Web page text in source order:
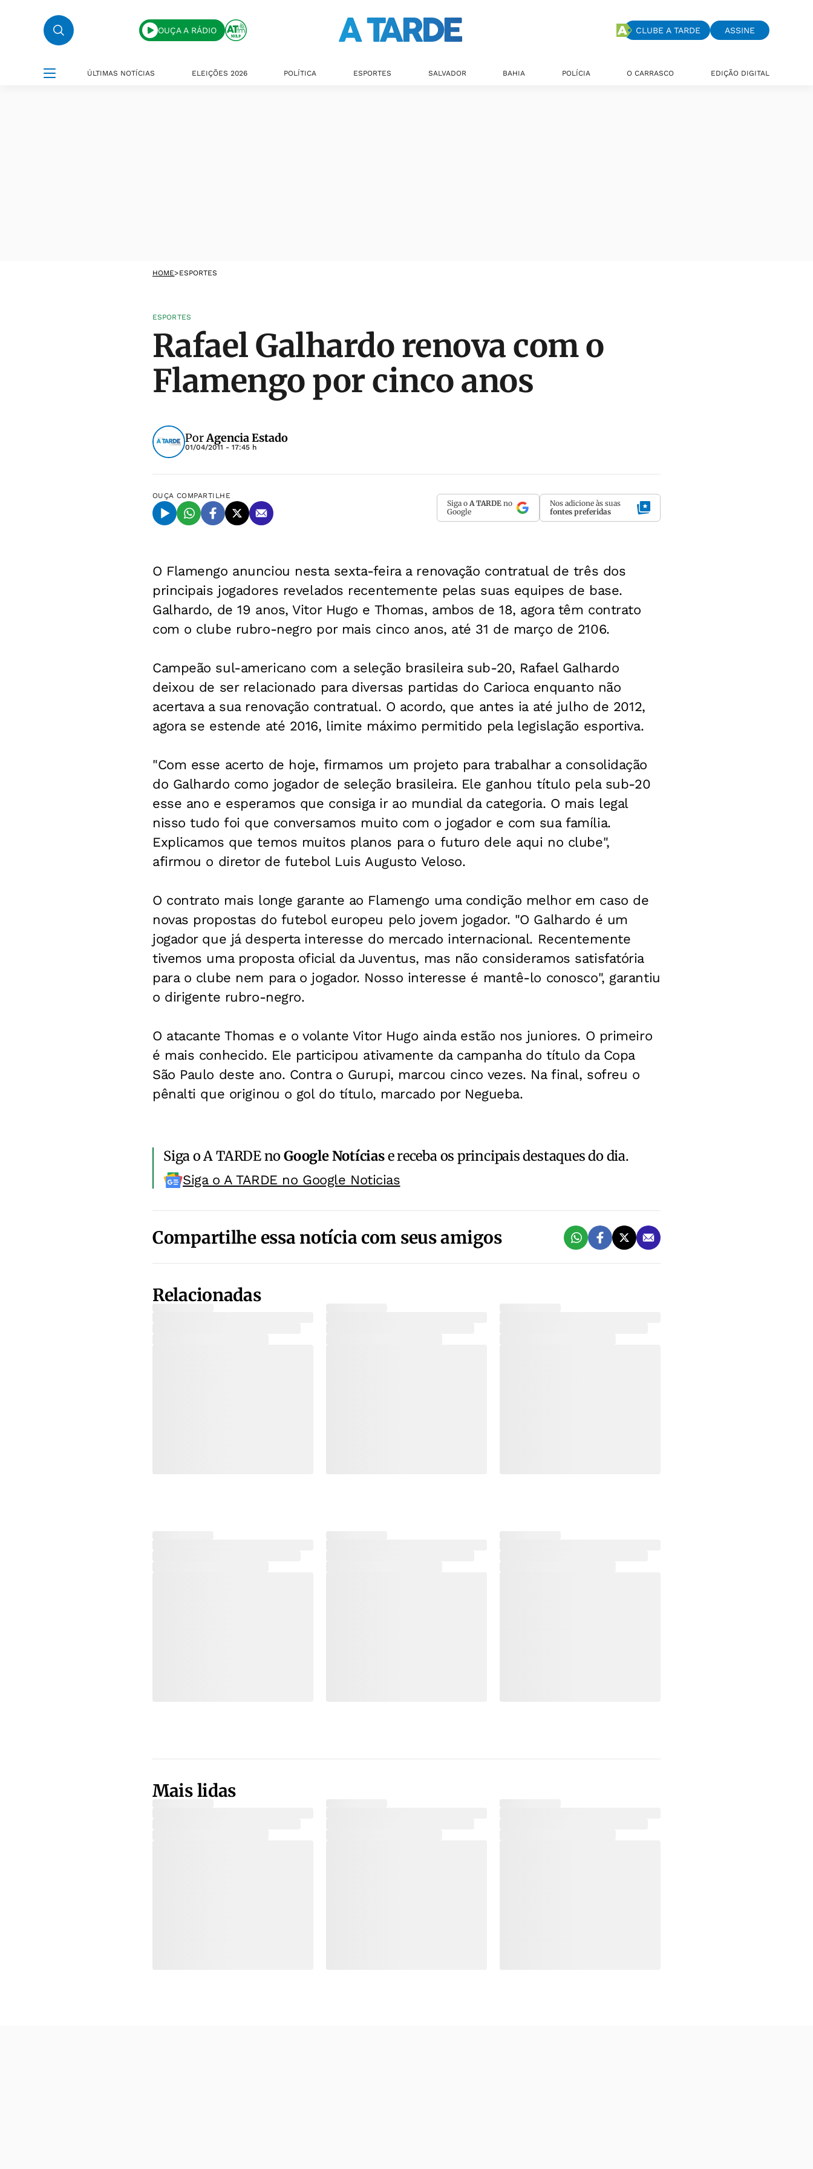
OUÇA A RÁDIO CLUBE A TARDE ASSINE
ÚLTIMAS NOTÍCIAS ELEIÇÕES 2026 POLÍTICA ESPORTES SALVADOR BAHIA POLÍCIA O CARRASCO EDIÇÃO DIGITAL
HOME>ESPORTES
ESPORTES
Rafael Galhardo renova com o
Flamengo por cinco anos
PorAgencia Estado
01/04/2011 - 17:45 h
OUÇA COMPARTILHE
Siga o A TARDE no
Google
Nos adicione às suas
fontes preferidas
O Flamengo anunciou nesta sexta-feira a renovação contratual de três dos
principais jogadores revelados recentemente pelas suas equipes de base.
Galhardo, de 19 anos, Vitor Hugo e Thomas, ambos de 18, agora têm contrato
com o clube rubro-negro por mais cinco anos, até 31 de março de 2106.
Campeão sul-americano com a seleção brasileira sub-20, Rafael Galhardo
deixou de ser relacionado para diversas partidas do Carioca enquanto não
acertava a sua renovação contratual. O acordo, que antes ia até julho de 2012,
agora se estende até 2016, limite máximo permitido pela legislação esportiva.
"Com esse acerto de hoje, firmamos um projeto para trabalhar a consolidação
do Galhardo como jogador de seleção brasileira. Ele ganhou título pela sub-20
esse ano e esperamos que consiga ir ao mundial da categoria. O mais legal
nisso tudo foi que conversamos muito com o jogador e com sua família.
Explicamos que temos muitos planos para o futuro dele aqui no clube",
afirmou o diretor de futebol Luis Augusto Veloso.
O contrato mais longe garante ao Flamengo uma condição melhor em caso de
novas propostas do futebol europeu pelo jovem jogador. "O Galhardo é um
jogador que já desperta interesse do mercado internacional. Recentemente
tivemos uma proposta oficial da Juventus, mas não consideramos satisfatória
para o clube nem para o jogador. Nosso interesse é mantê-lo conosco", garantiu
o dirigente rubro-negro.
O atacante Thomas e o volante Vitor Hugo ainda estão nos juniores. O primeiro
é mais conhecido. Ele participou ativamente da campanha do título da Copa
São Paulo deste ano. Contra o Gurupi, marcou cinco vezes. Na final, sofreu o
pênalti que originou o gol do título, marcado por Negueba.
Siga o A TARDE noGoogle Notíciase receba os principais destaques do dia.
Siga o A TARDE no Google Noticias
Compartilhe essa notícia com seus amigos
Relacionadas
Mais lidas